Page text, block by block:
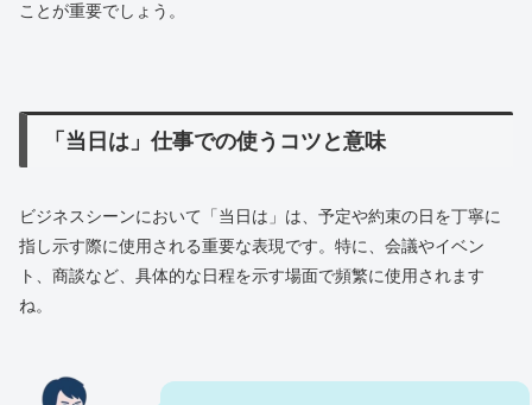
ことが重要でしょう。
「当日は」仕事での使うコツと意味
ビジネスシーンにおいて「当日は」は、予定や約束の日を丁寧に
指し示す際に使用される重要な表現です。特に、会議やイベン
ト、商談など、具体的な日程を示す場面で頻繁に使用されます
ね。